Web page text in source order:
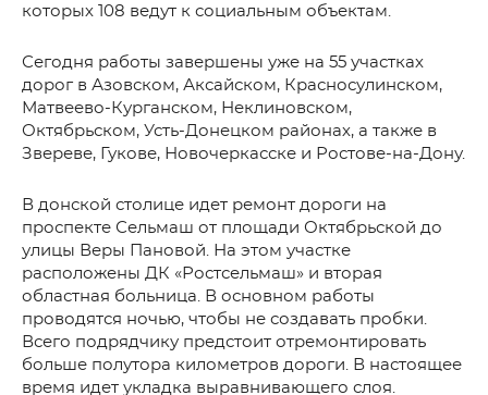
которых 108 ведут к социальным объектам.
Сегодня работы завершены уже на 55 участках
дорог в Азовском, Аксайском, Красносулинском,
Матвеево-Курганском, Неклиновском,
Октябрьском, Усть-Донецком районах, а также в
Звереве, Гукове, Новочеркасске и Ростове-на-Дону.
В донской столице идет ремонт дороги на
проспекте Сельмаш от площади Октябрьской до
улицы Веры Пановой. На этом участке
расположены ДК «Ростсельмаш» и вторая
областная больница. В основном работы
проводятся ночью, чтобы не создавать пробки.
Всего подрядчику предстоит отремонтировать
больше полутора километров дороги. В настоящее
время идет укладка выравнивающего слоя.